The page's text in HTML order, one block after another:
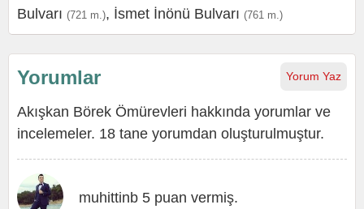
Bulvarı (721 m.), İsmet İnönü Bulvarı (761 m.)
Yorum Yaz
Yorumlar
Akışkan Börek Ömürevleri hakkında yorumlar ve
incelemeler. 18 tane yorumdan oluşturulmuştur.
muhittinb 5 puan vermiş.